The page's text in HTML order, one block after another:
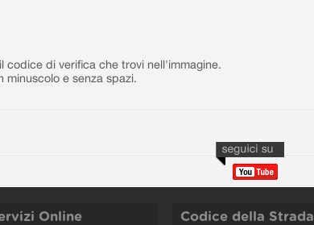
codice di verifica che trovi nell'immagine.
minuscolo e senza spazi.
Online Codice della Strada